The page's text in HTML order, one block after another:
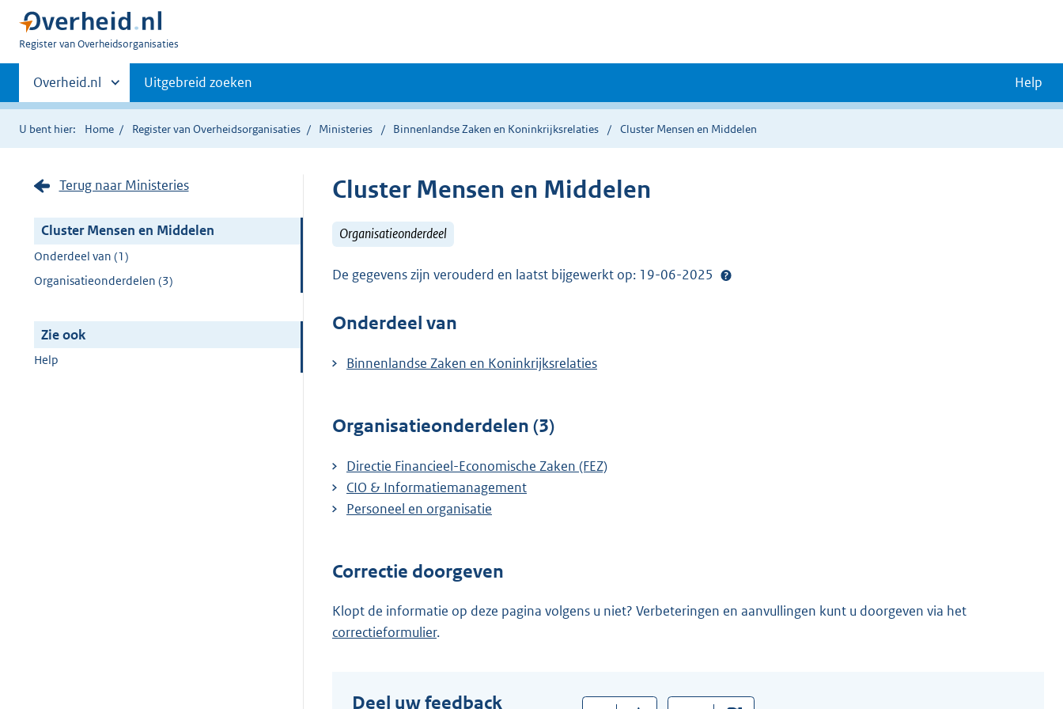
U
Register van Overheidsorganisaties
Primaire
navigatie
Andere
sites
binnen
Overheid.nl Uitgebreid zoeken Help
U bent hier: Home Register van Overheidsorganisaties Ministeries Binnenlandse Zaken en Koninkrijksrelaties Cluster Mensen en Middelen
Terug naar Ministeries
Cluster Mensen en Middelen
Onderdeel van (1)
Organisatieonderdelen (3)
Zie ook
Help
Cluster Mensen en Middelen
Organisatieonderdeel
De gegevens zijn verouderd en laatst bijgewerkt op: 19-06-2025
Onderdeel van
Binnenlandse Zaken en Koninkrijksrelaties
Organisatieonderdelen (3)
Directie Financieel-Economische Zaken (FEZ)
CIO & Informatiemanagement
Personeel en organisatie
Correctie doorgeven
Klopt de informatie op deze pagina volgens u niet? Verbeteringen en aanvullingen kunt u doorgeven via het
correctieformulier.
Deel uw feedback